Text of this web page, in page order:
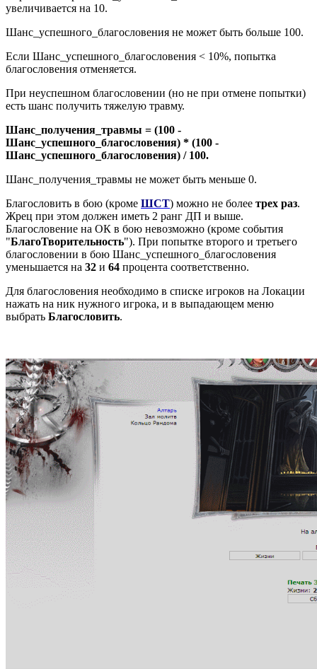
увеличивается на 10.
Шанс_успешного_благословения не может быть больше 100.
Если Шанс_успешного_благословения < 10%, попытка
благословения отменяется.
При неуспешном благословении (но не при отмене попытки)
есть шанс получить тяжелую травму.
Шанс_получения_травмы = (100 -
Шанс_успешного_благословения) * (100 -
Шанс_успешного_благословения) / 100.
Шанс_получения_травмы не может быть меньше 0.
Благословить в бою (кроме ШСТ) можно не более трех раз.
Жрец при этом должен иметь 2 ранг ДП и выше.
Благословение на ОК в бою невозможно (кроме события
"БлагоТворительность"). При попытке второго и третьего
благословении в бою Шанс_успешного_благословения
уменьшается на 32 и 64 процента соответственно.
Для благословения необходимо в списке игроков на Локации
нажать на ник нужного игрока, и в выпадающем меню
выбрать Благословить.